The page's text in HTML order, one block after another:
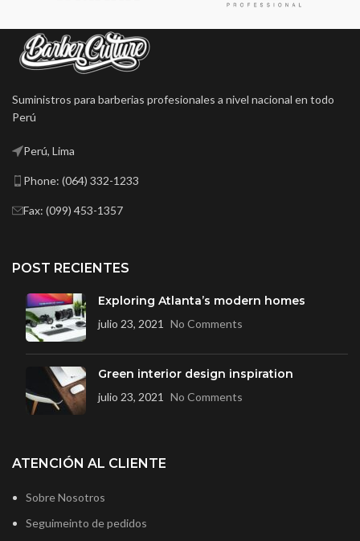
Suministros para barberias profesionales a nivel nacional en todo
Perú
Perú, Lima
Phone: (064) 332-1233
Fax: (099) 453-1357
POST RECIENTES
Exploring Atlanta’s modern homes
julio 23, 2021 No Comments
Green interior design inspiration
julio 23, 2021 No Comments
ATENCIÓN AL CLIENTE
Sobre Nosotros
Seguimeinto de pedidos